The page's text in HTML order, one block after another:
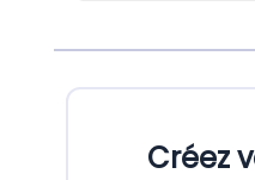
Créez